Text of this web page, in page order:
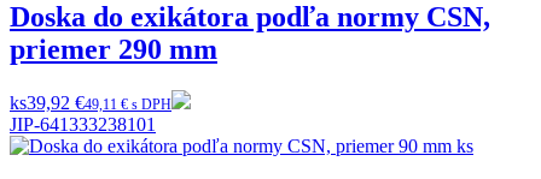
Doska do exikátora podľa normy CSN,
priemer 290 mm
ks39,92 €49,11 € s DPH
JIP-641333238101